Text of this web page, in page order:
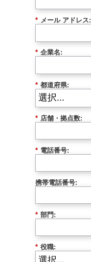
* メール アドレス:
* 企業名:
* 都道府県:
* 店舗・拠点数:
* 電話番号:
携帯電話番号:
* 部門:
* 役職: